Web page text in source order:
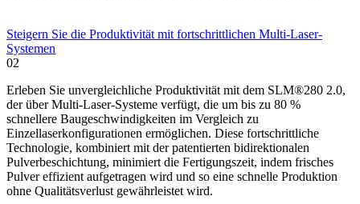
Steigern Sie die Produktivität mit fortschrittlichen Multi-Laser-
Systemen
02
Erleben Sie unvergleichliche Produktivität mit dem SLM®280 2.0,
der über Multi-Laser-Systeme verfügt, die um bis zu 80 %
schnellere Baugeschwindigkeiten im Vergleich zu
Einzellaserkonfigurationen ermöglichen. Diese fortschrittliche
Technologie, kombiniert mit der patentierten bidirektionalen
Pulverbeschichtung, minimiert die Fertigungszeit, indem frisches
Pulver effizient aufgetragen wird und so eine schnelle Produktion
ohne Qualitätsverlust gewährleistet wird.